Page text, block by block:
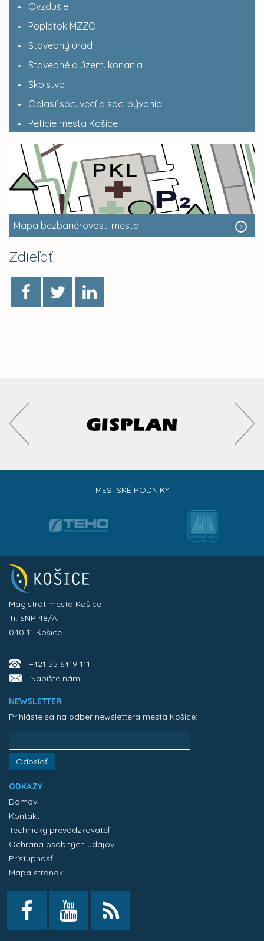
Ovzdušie
Poplatok MZZO
Stavebný úrad
Stavebné a územ. konania
Školstvo
Oblasť soc. vecí a soc. bývania
Petície mesta Košice
Mapa bezbariérovosti mesta
Zdieľať
MESTSKÉ PODNIKY
Magistrát mesta Košice
Tr. SNP 48/A,
040 11 Košice
+421 55 6419 111
Napíšte nám
NEWSLETTER
Prihláste sa na odber newslettera mesta Košice:
Odoslať
ODKAZY
Domov
Kontakt
Technický prevádzkovateľ
Ochrana osobných údajov
Prístupnosť
Mapa stránok